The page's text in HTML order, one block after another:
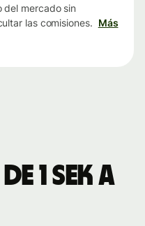
del mercado sin
las comisiones. Más
1 SEK a